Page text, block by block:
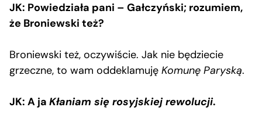
JK: Powiedziała pani – Gałczyński; rozumiem,
że Broniewski też?
Broniewski też, oczywiście. Jak nie będziecie
grzeczne, to wam oddeklamuję Komunę Paryską.
JK: A ja Kłaniam się rosyjskiej rewolucji.